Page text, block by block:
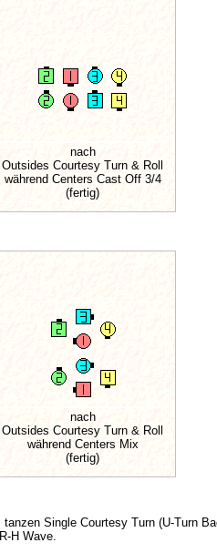
nach
Outsides Courtesy Turn & Roll
während Centers Cast Off 3/4
(fertig)
nach
Outsides Courtesy Turn & Roll
während Centers Mix
(fertig)
Single Courtesy Turn (U-Turn
H Wave.